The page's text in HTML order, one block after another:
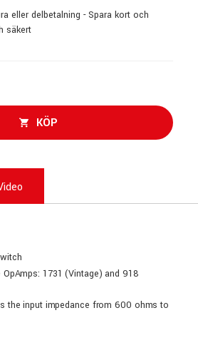
eller delbetalning - Spara kort och
säkert
KÖP
1731 (Vintage) and 918
the input impedance from 600 ohms to
through the complete circuit
6.3 mm jack